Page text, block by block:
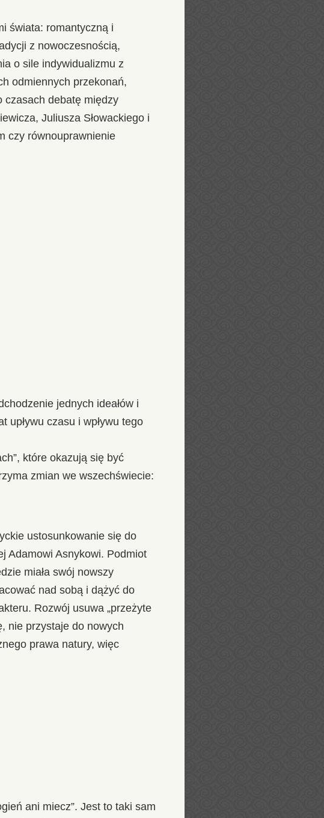
świata: romantyczną i
z nowoczesnością,
o sile indywidualizmu z
odmiennych przekonań,
czasach debatę między
Juliusza Słowackiego i
czy równouprawnienie
jednych ideałów i
upływu czasu i wpływu tego
które okazują się być
zmian we wszechświecie:
ustosunkowanie się do
Adamowi Asnykowi. Podmiot
miała swój nowszy
nad sobą i dążyć do
Rozwój usuwa „przeżyte
nie przystaje do nowych
prawa natury, więc
ani miecz”. Jest to taki sam